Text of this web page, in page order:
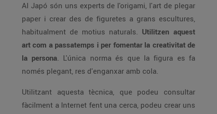
Al Japó són uns experts de l'origami, l'art de plegar
paper i crear des de figuretes a grans escultures,
habitualment de motius naturals. Utilitzen aquest
art com a passatemps i per fomentar la creativitat de
la persona. L'única norma és que la figura es fa
només plegant, res d'enganxar amb cola.
Utilitzant aquesta tècnica, que podeu consultar
fàcilment a Internet fent una cerca, podeu crear uns